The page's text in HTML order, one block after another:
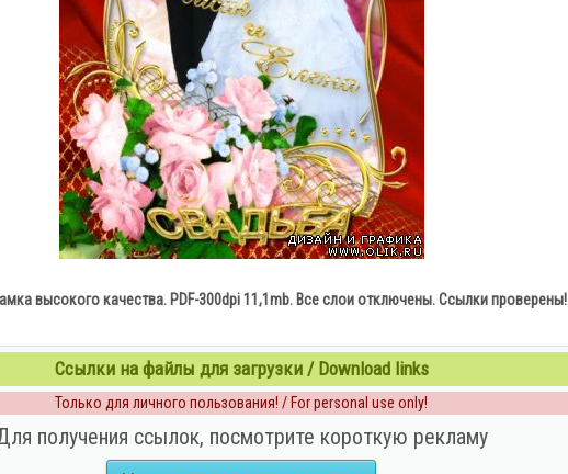
высокого качества. PDF-300dpi 11,1mb. Все слои отключены. Ссылки проверены!
Ссылки на файлы для загрузки / Download links
Только для личного пользования! / For personal use only!
получения ссылок, посмотрите короткую рекламу